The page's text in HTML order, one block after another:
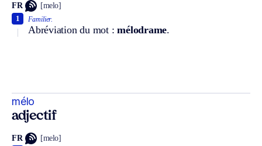
FR [melo]
Familier.
Abréviation du mot :mélodrame.
1
mélo
adjectif
FR [melo]